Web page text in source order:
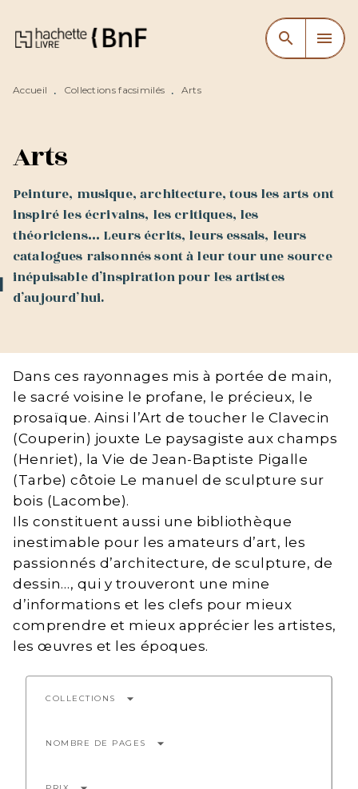
MENU RECHERCHE
CONTENU
search menu
Accueil • Collections facsimilés • Arts
Arts
Peinture, musique, architecture, tous les arts ont
inspiré les écrivains, les critiques, les
théoriciens… Leurs écrits, leurs essais, leurs
catalogues raisonnés sont à leur tour une source
inépuisable d’inspiration pour les artistes
d’aujourd’hui.
Dans ces rayonnages mis à portée de main,
le sacré voisine le profane, le précieux, le
prosaïque. Ainsi l’Art de toucher le Clavecin
(Couperin) jouxte Le paysagiste aux champs
(Henriet), la Vie de Jean-Baptiste Pigalle
(Tarbe) côtoie Le manuel de sculpture sur
bois (Lacombe).
Ils constituent aussi une bibliothèque
inestimable pour les amateurs d’art, les
passionnés d’architecture, de sculpture, de
dessin…, qui y trouveront une mine
d’informations et les clefs pour mieux
comprendre et mieux apprécier les artistes,
les œuvres et les époques.
COLLECTIONS arrow_drop_down
NOMBRE DE PAGES arrow_drop_down